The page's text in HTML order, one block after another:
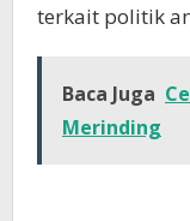
terkait politik
Baca Juga
Merinding